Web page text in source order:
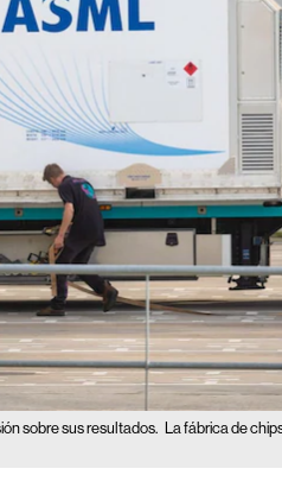
sobre sus resultados. La fábrica de